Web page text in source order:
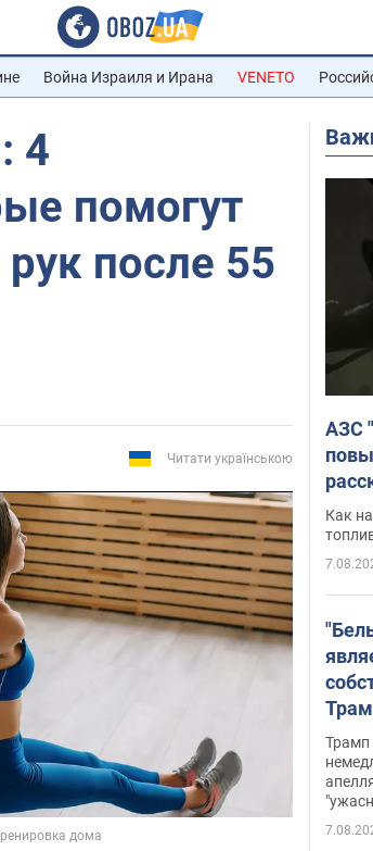
Война Израиля и Ирана VENETO
4
помогут
после 55
Читати українською
АЗС
Как
Трамп